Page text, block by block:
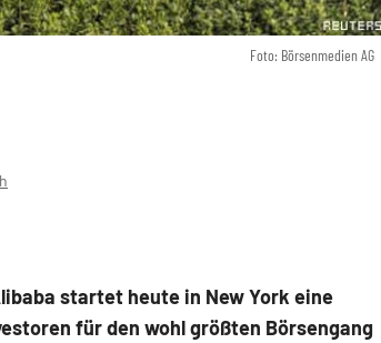
Foto: Börsenmedien AG
startet heute in New York eine
für den wohl größten Börsengang